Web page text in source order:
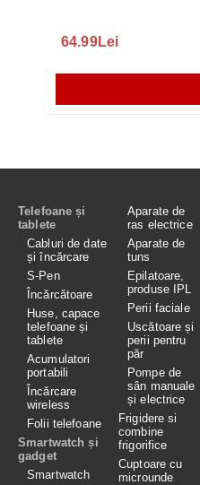
64.99Lei
Telefoane și
tablete
Cabluri de date
și încărcare
S-Pen
Încărcătoare
Huse, capace
telefoane și
tablete
Acumulatori
portabili
Încărcare
wireless
Folii telefoane
Smartwatch și
gadget
Smartwatch
Aparate de
ras electrice
Aparate de
tuns
Epilatoare,
produse IPL
Perii faciale
Uscătoare și
perii pentru
păr
Pompe de
sân manuale
și electrice
Frigidere si
combine
frigorifice
Cuptoare cu
microunde